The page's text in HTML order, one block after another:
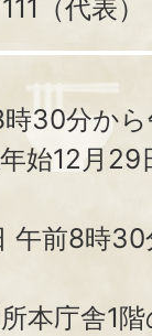
（代表）
30分か
始12月
午前8時
本庁舎1